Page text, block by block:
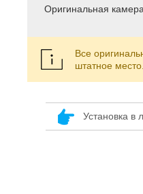
Оригинальная
Все
штатное место
Установка в